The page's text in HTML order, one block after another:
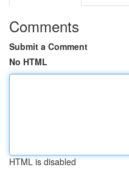
Comments
Submit a Comment
No HTML
HTML is disabled